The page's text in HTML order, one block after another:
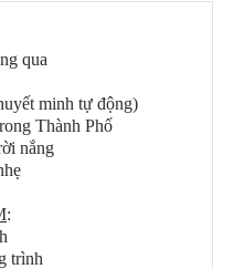
qua
minh tự động)
Thành Phố
nắng
:
trình